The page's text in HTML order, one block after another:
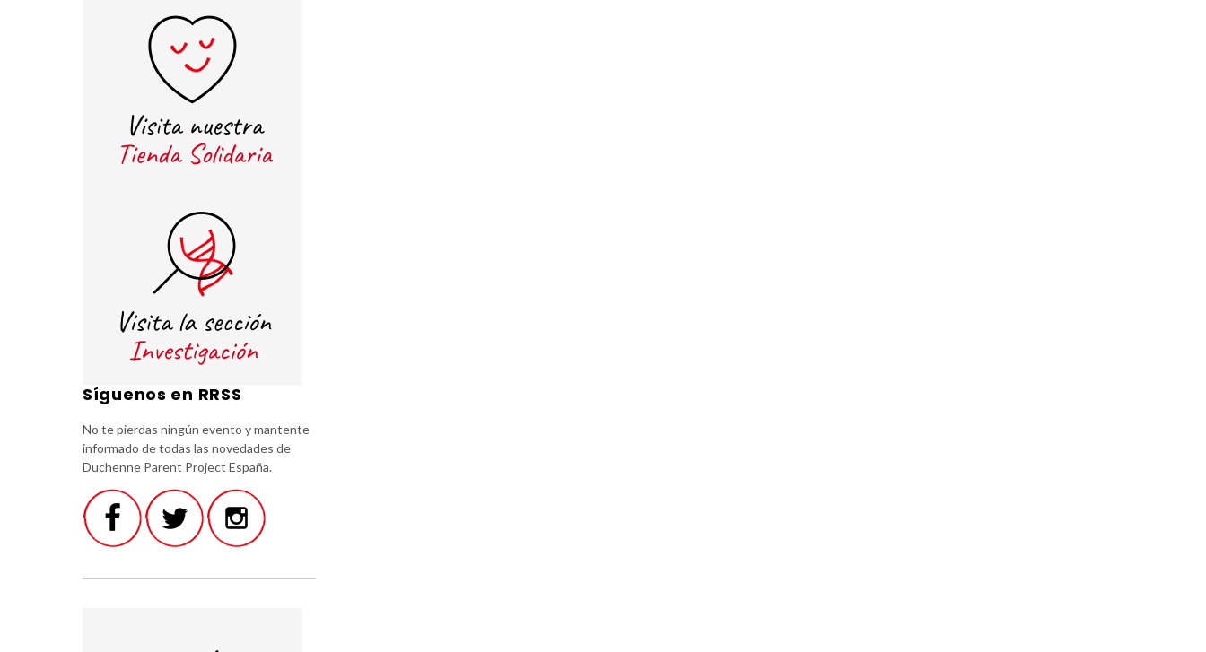
Síguenos en RRSS
No te pierdas ningún evento y mantente
informado de todas las novedades de
Duchenne Parent Project España.